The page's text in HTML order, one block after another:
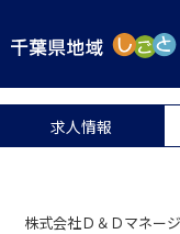
求人情報
株式会社Ｄ＆Ｄマネー